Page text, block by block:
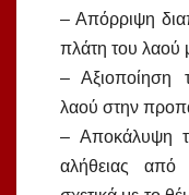
– Απόρριψη
πλάτη του λαού
– Αξιοποίηση
λαού στην
– Αποκάλυψη
αλήθειας από